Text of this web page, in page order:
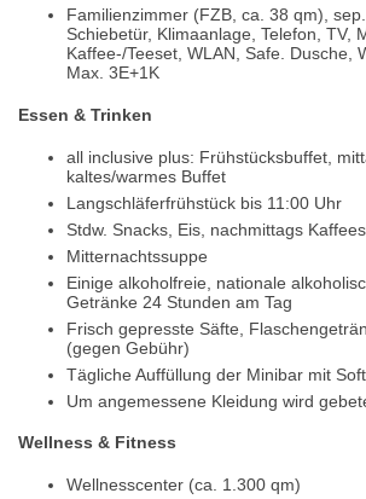
Familienzimmer (FZB, ca. 38 qm),
Schiebetür, Klimaanlage, Telefon, TV,
Kaffee-/Teeset, WLAN, Safe. Dusche,
Max. 3E+1K
Essen & Trinken
all inclusive plus: Frühstücksbuffet,
kaltes/warmes Buffet
Langschläferfrühstück bis 11:00 Uhr
Stdw. Snacks, Eis, nachmittags
Mitternachtssuppe
Einige alkoholfreie, nationale
Getränke 24 Stunden am Tag
Frisch gepresste Säfte,
(gegen Gebühr)
Tägliche Auffüllung der Minibar mit
Um angemessene Kleidung wird
Wellness & Fitness
Wellnesscenter (ca. 1.300 qm)